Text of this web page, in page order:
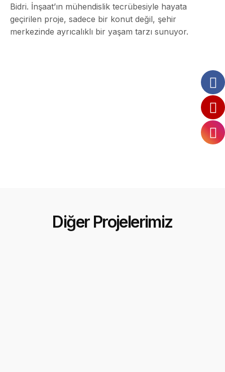
Bidri. İnşaat’ın mühendislik tecrübesiyle hayata
geçirilen proje, sadece bir konut değil, şehir
merkezinde ayrıcalıklı bir yaşam tarzı sunuyor.
Diğer Projelerimiz